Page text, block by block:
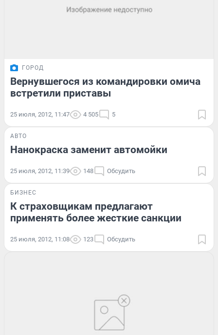
ГОРОД
Вернувшегося из командировки омича
встретили приставы
25 июля, 2012, 11:47 4 505 5
АВТО
Нанокраска заменит автомойки
25 июля, 2012, 11:39 148 Обсудить
БИЗНЕС
К страховщикам предлагают
применять более жесткие санкции
25 июля, 2012, 11:08 123 Обсудить